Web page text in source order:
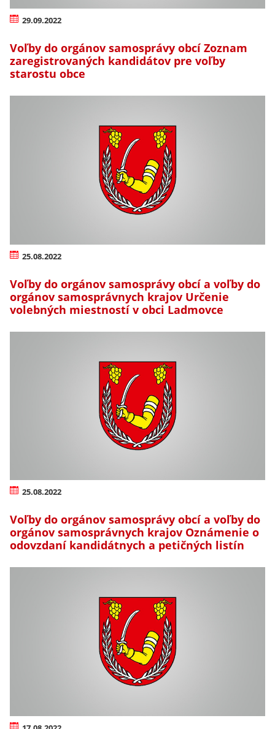
29.09.2022
Voľby do orgánov samosprávy obcí Zoznam
zaregistrovaných kandidátov pre voľby
starostu obce
25.08.2022
Voľby do orgánov samosprávy obcí a voľby do
orgánov samosprávnych krajov Určenie
volebných miestností v obci Ladmovce
25.08.2022
Voľby do orgánov samosprávy obcí a voľby do
orgánov samosprávnych krajov Oznámenie o
odovzdaní kandidátnych a petičných listín